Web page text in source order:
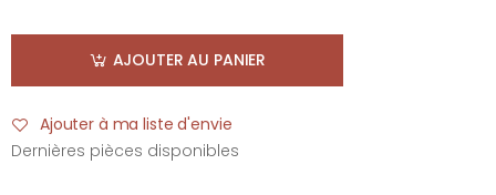
AJOUTER AU PANIER
Ajouter à ma liste d'envie
Dernières pièces disponibles